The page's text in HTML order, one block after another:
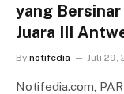
yang
Juara III
By notifedia Juli 29,
Notifedia.com,